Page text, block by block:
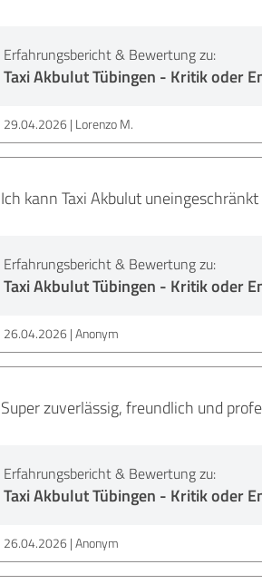
Erfahrungsbericht & Bewertung zu:
Taxi Akbulut Tübingen - Kritik oder
29.04.2026 Lorenzo M.
Ich kann Taxi Akbulut
Erfahrungsbericht & Bewertung zu:
Taxi Akbulut Tübingen - Kritik oder
26.04.2026 Anonym
Super zuverlässig, freundlich und
Erfahrungsbericht & Bewertung zu:
Taxi Akbulut Tübingen - Kritik oder
26.04.2026 Anonym